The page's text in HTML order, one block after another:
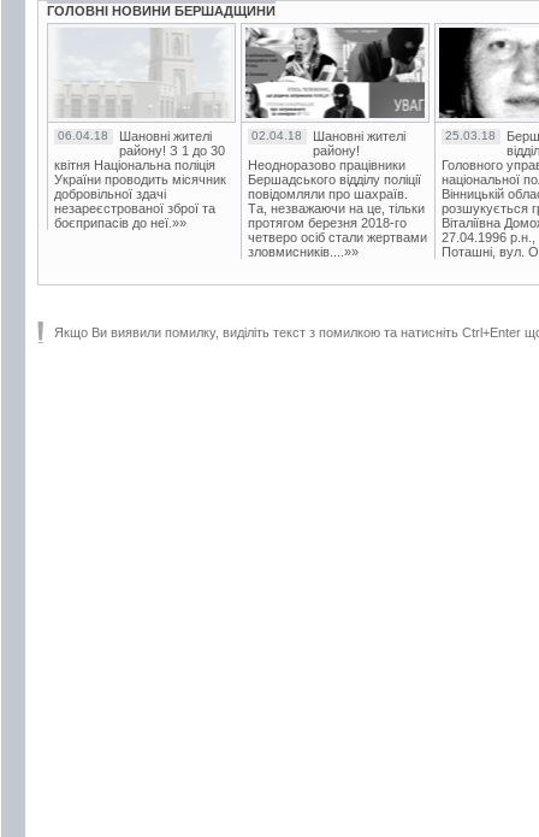
ГОЛОВНІ НОВИНИ БЕРШАДЩИНИ
06.04.18
Шановні жителі
району! З 1 до 30
квітня Національна поліція
України проводить місячник
добровільної здачі
незареєстрованої зброї та
боєприпасів до неї.»»
02.04.18
Шановні жителі
району!
Неодноразово працівники
Бершадського відділу поліції
повідомляли про шахраїв.
Та, незважаючи на це, тільки
протягом березня 2018-го
четверо осіб стали жертвами
зловмисників....»»
25.03.18
Головного
національної
Вінницькій
розшукується
Віталіївна
27.04.1996 р.н.,
Поташні, вул.
Якщо Ви виявили помилку, виділіть текст з помилкою та натисніть Ctrl+Enter